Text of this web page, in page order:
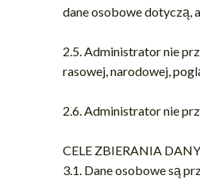
dane osobowe dotyczą,
2.5. Administrator nie
rasowej, narodowej,
2.6. Administrator nie
CELE ZBIERANIA
3.1. Dane osobowe są